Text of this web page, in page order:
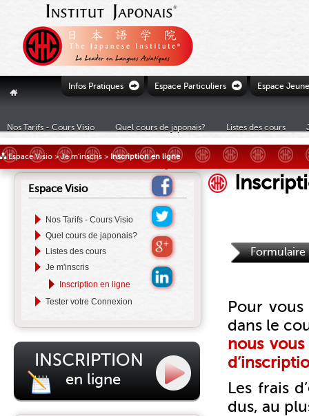
Ò
Infos Pratiques Ò
Espace Particuliers Espace
"
Nos Tarifs - Cours Visio Quel cours de japonais? Listes des cours
Espace Visio >Je m'inscris > Inscription en ligne
Espace Visio
Nos Tarifs - Cours Visio
Quel cours de japonais?
Listes des cours
Je m'inscris
Inscription en ligne
Tester votre Connexion
INSCRIPTION
en ligne
£
Formulaire
Pour
dans le
nous
Les frais
dus, au